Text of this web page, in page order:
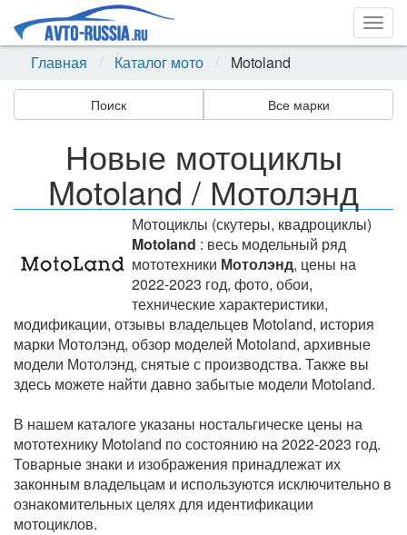
Главная
Каталог мото Motoland
Поиск Все марки
Новые мотоциклы
Motoland / Мотолэнд
Мотоциклы (скутеры, квадроциклы)
Motoland : весь модельный ряд
мототехники Мотолэнд, цены на
2022-2023 год, фото, обои,
технические характеристики,
модификации, отзывы владельцев Motoland, история
марки Мотолэнд, обзор моделей Motoland, архивные
модели Мотолэнд, снятые с производства. Также вы
здесь можете найти давно забытые модели Motoland.
В нашем каталоге указаны ностальгическе цены на
мототехнику Motoland по состоянию на 2022-2023 год.
Товарные знаки и изображения принадлежат их
законным владельцам и используются исключительно в
ознакомительных целях для идентификации
мотоциклов.